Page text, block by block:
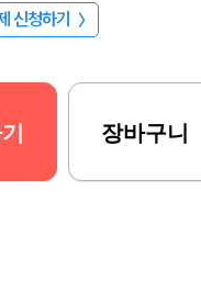
신청하기 〉
장바구니